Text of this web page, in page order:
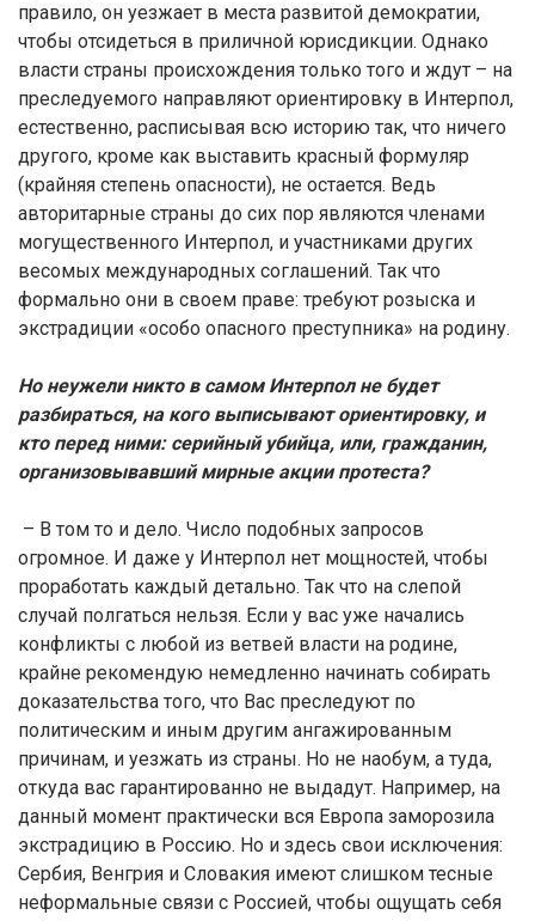
правило, он уезжает в места развитой демократии,
чтобы отсидеться в приличной юрисдикции. Однако
власти страны происхождения только того и ждут – на
преследуемого направляют ориентировку в Интерпол,
естественно, расписывая всю историю так, что ничего
другого, кроме как выставить красный формуляр
(крайняя степень опасности), не остается. Ведь
авторитарные страны до сих пор являются членами
могущественного Интерпол, и участниками других
весомых международных соглашений. Так что
формально они в своем праве: требуют розыска и
экстрадиции «особо опасного преступника» на родину.
Но неужели никто в самом Интерпол не будет
разбираться, на кого выписывают ориентировку, и
кто перед ними: серийный убийца, или, гражданин,
организовывавший мирные акции протеста?
– В том то и дело. Число подобных запросов
огромное. И даже у Интерпол нет мощностей, чтобы
проработать каждый детально. Так что на слепой
случай полгаться нельзя. Если у вас уже начались
конфликты с любой из ветвей власти на родине,
крайне рекомендую немедленно начинать собирать
доказательства того, что Вас преследуют по
политическим и иным другим ангажированным
причинам, и уезжать из страны. Но не наобум, а туда,
откуда вас гарантированно не выдадут. Например, на
данный момент практически вся Европа заморозила
экстрадицию в Россию. Но и здесь свои исключения:
Сербия, Венгрия и Словакия имеют слишком тесные
неформальные связи с Россией, чтобы ощущать себя